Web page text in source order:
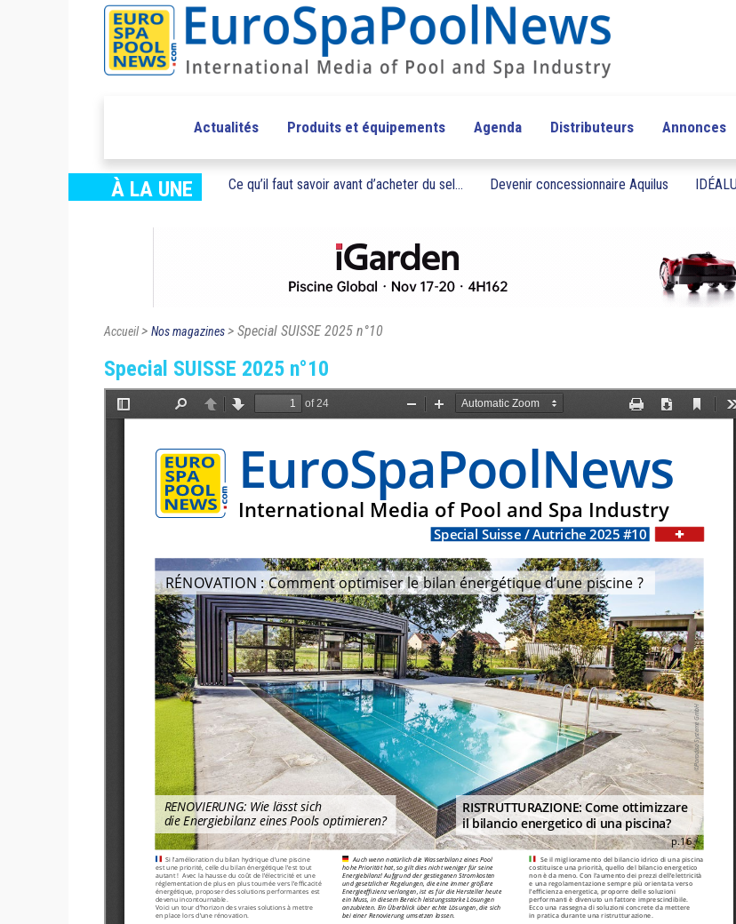
Actualités Produits et équipements Agenda Distributeurs Annonces
À LA UNE Ce qu’il faut savoir avant d’acheter du sel... Devenir concessionnaire Aquilus
Accueil> Nos magazines> Special SUISSE 2025 n°10
Special SUISSE 2025 n°10